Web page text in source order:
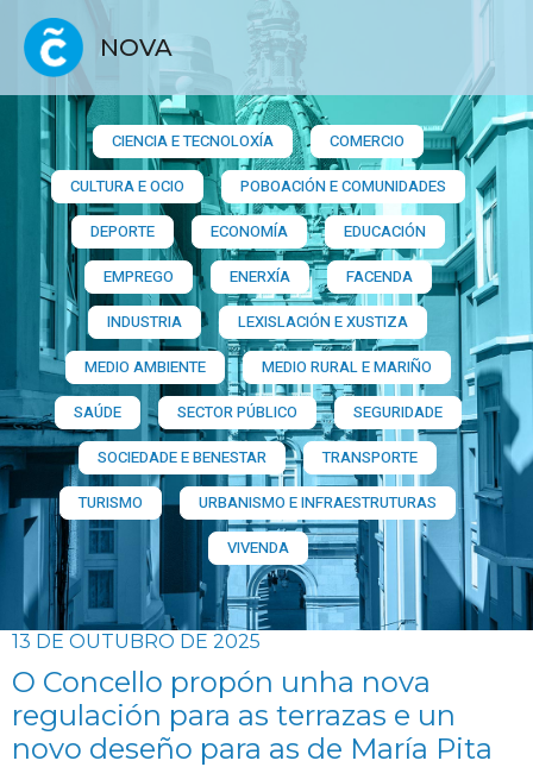
NOVA
CIENCIA E TECNOLOXÍA
COMERCIO
CULTURA E OCIO
POBOACIÓN E COMUNIDADES
DEPORTE
ECONOMÍA
EDUCACIÓN
EMPREGO
ENERXÍA
FACENDA
INDUSTRIA
LEXISLACIÓN E XUSTIZA
MEDIO AMBIENTE
MEDIO RURAL E MARIÑO
SAÚDE
SECTOR PÚBLICO
SEGURIDADE
SOCIEDADE E BENESTAR
TRANSPORTE
TURISMO
URBANISMO E INFRAESTRUTURAS
VIVENDA
13 DE OUTUBRO DE 2025
O Concello propón unha nova
regulación para as terrazas e un
novo deseño para as de María Pita